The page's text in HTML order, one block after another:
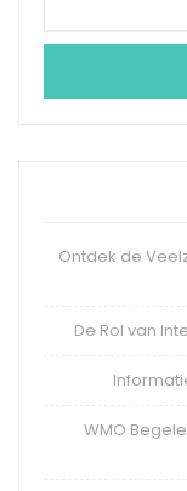
Ontdek de
De Rol van
WMO